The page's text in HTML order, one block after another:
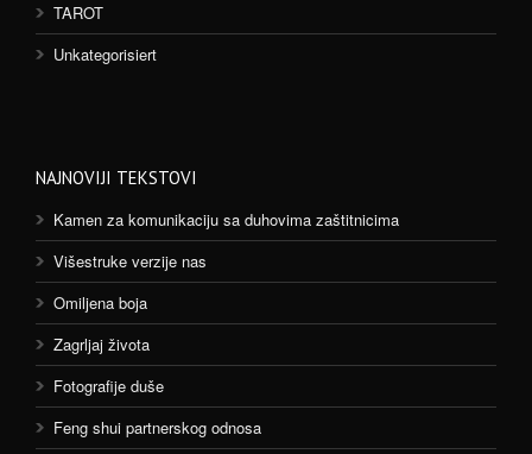
TAROT
Unkategorisiert
NAJNOVIJI TEKSTOVI
Kamen za komunikaciju sa duhovima zaštitnicima
Višestruke verzije nas
Omiljena boja
Zagrljaj života
Fotografije duše
Feng shui partnerskog odnosa